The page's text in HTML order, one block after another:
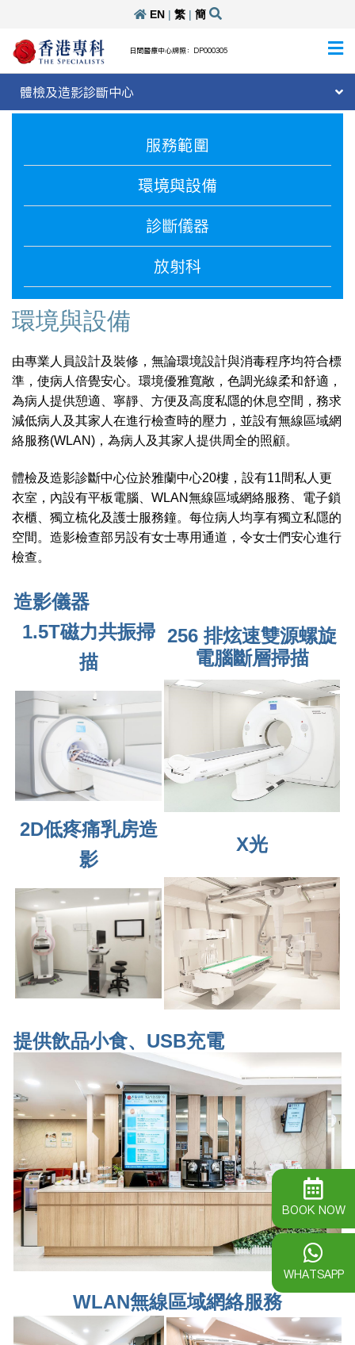
EN| 繁| 簡
日間醫療中心牌照：DP000305
體檢及造影診斷中心
服務範圍
環境與設備
診斷儀器
放射科
環境與設備
由專業人員設計及裝修，無論環境設計與消毒程序均符合標
準，使病人倍覺安心。環境優雅寬敞，色調光線柔和舒適，
為病人提供憩適、寧靜、方便及高度私隱的休息空間，務求
減低病人及其家人在進行檢查時的壓力，並設有無線區域網
絡服務(WLAN)，為病人及其家人提供周全的照顧。
體檢及造影診斷中心位於雅蘭中心20樓，設有11間私人更
衣室，內設有平板電腦、WLAN無線區域網絡服務、電子鎖
衣櫃、獨立梳化及護士服務鐘。每位病人均享有獨立私隱的
空間。造影檢查部另設有女士專用通道，令女士們安心進行
檢查。
造影儀器
1.5T磁力共振掃
描
256 排炫速雙源螺旋
電腦斷層掃描
2D低疼痛乳房造
影
X光
提供飲品小食、USB充電
WLAN無線區域網絡服務
BOOK NOW
WHATSAPP